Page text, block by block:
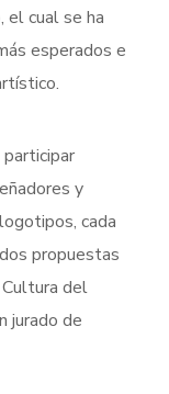
el cual se ha
esperados e
participar
y
cada
propuestas
del
jurado de